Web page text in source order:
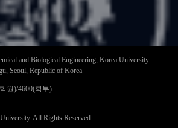
and Biological Engineering, Korea University
Seoul, Republic of Korea
원)/4600(학부)
All Rights Reserved